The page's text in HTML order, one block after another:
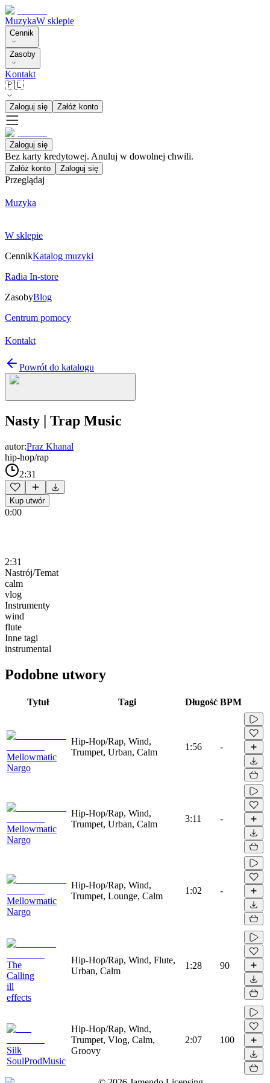
MuzykaW sklepie
Cennik
Zasoby
Kontakt
🇵🇱
Zaloguj się Załóż konto
Zaloguj się
Bez karty kredytowej. Anuluj w dowolnej chwili.
Załóż konto Zaloguj się
Przeglądaj
Muzyka
W sklepie
CennikKatalog muzyki
Radia In-store
ZasobyBlog
Centrum pomocy
Kontakt
Powrót do katalogu
Nasty | Trap Music
autor:Praz Khanal
hip-hop/rap
2:31
Kup utwór
0:00
2:31
Nastrój/Temat
calm
vlog
Instrumenty
wind
flute
Inne tagi
instrumental
Podobne utwory
Tytuł Tagi Długość BPM
Mellowmatic
Nargo
Hip-Hop/Rap, Wind,
Trumpet, Urban, Calm
1:56 -
Mellowmatic
Nargo
Hip-Hop/Rap, Wind,
Trumpet, Urban, Calm
3:11 -
Mellowmatic
Nargo
Hip-Hop/Rap, Wind,
Trumpet, Lounge, Calm
1:02 -
The
Calling
ill
effects
Hip-Hop/Rap, Wind, Flute,
Urban, Calm
1:28 90
Silk
SoulProdMusic
Hip-Hop/Rap, Wind,
Trumpet, Vlog, Calm,
Groovy
2:07 100